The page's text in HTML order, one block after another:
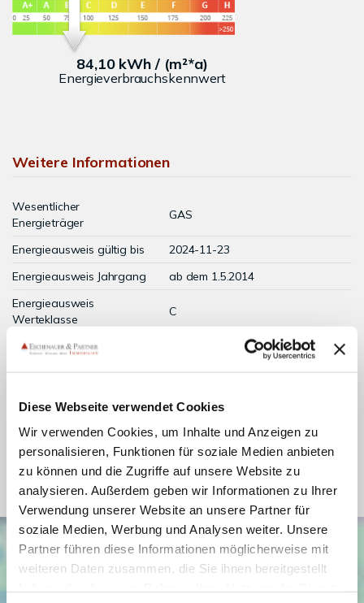
Diese Webseite verwendet Cookies
Wir verwenden Cookies, um Inhalte und Anzeigen zu
personalisieren, Funktionen für soziale Medien anbieten
zu können und die Zugriffe auf unsere Website zu
analysieren. Außerdem geben wir Informationen zu Ihrer
Verwendung unserer Website an unsere Partner für
soziale Medien, Werbung und Analysen weiter. Unsere
Partner führen diese Informationen möglicherweise mit
weiteren Daten zusammen, die Sie ihnen bereitgestellt
84,10 kWh / (m²*a)
Energieverbrauchskennwert
Weitere Informationen
Wesentlicher
Energieträger
GAS
Energieausweis gültig bis
2024-11-23
Energieausweis Jahrgang
ab dem 1.5.2014
Energieausweis
Werteklasse
C
Energieausweis Baujahr
Energieausweis
Heizung
Zentralheizung,
Fußbodenheizung
Befeuerung
Gas